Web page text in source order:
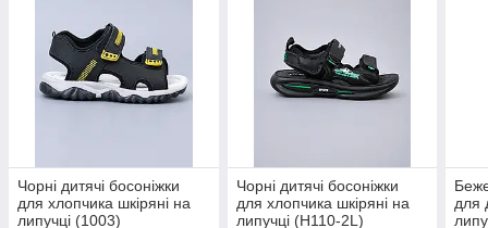
Чорні дитячі босоніжки
для хлопчика шкіряні на
липучці (1003)
Чорні дитячі босоніжки
для хлопчика шкіряні на
липучці (H110-2L)
для